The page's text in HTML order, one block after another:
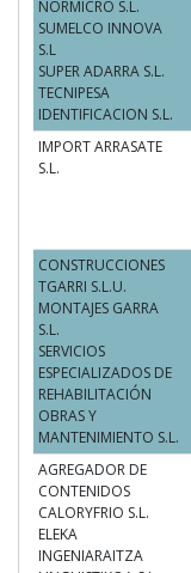
NORMICRO S.L.
SUMELCO INNOVA
S.L
SUPER ADARRA S.L.
TECNIPESA
IDENTIFICACION S.L.
IMPORT ARRASATE
S.L.
CONSTRUCCIONES
TGARRI S.L.U.
MONTAJES GARRA
S.L.
SERVICIOS
ESPECIALIZADOS DE
REHABILITACIÓN
OBRAS Y
MANTENIMIENTO S.L.
AGREGADOR DE
CONTENIDOS
CALORYFRIO S.L.
ELEKA
INGENIARAITZA